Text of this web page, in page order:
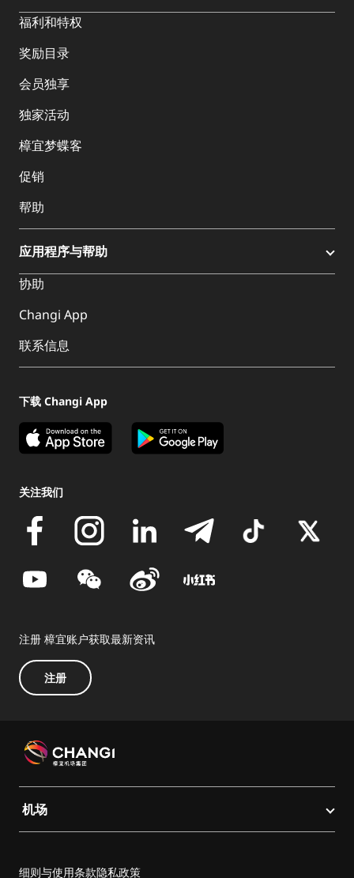
福利和特权
奖励目录
会员独享
独家活动
樟宜梦蝶客
促销
帮助
应用程序与帮助
协助
Changi App
联系信息
下载 Changi App
关注我们
注册 樟宜账户获取最新资讯
注册
机场
细则与使用条款隐私政策